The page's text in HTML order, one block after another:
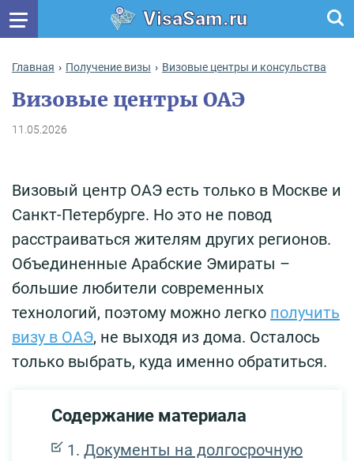
VisaSam.ru
Главная Получение визы Визовые центры и консульства
Визовые центры ОАЭ
11.05.2026
Визовый центр ОАЭ есть только в Москве и
Санкт-Петербурге. Но это не повод
расстраиваться жителям других регионов.
Объединенные Арабские Эмираты –
большие любители современных
технологий, поэтому можно легко получить
визу в ОАЭ, не выходя из дома. Осталось
только выбрать, куда именно обратиться.
Содержание материала
Документы на долгосрочную